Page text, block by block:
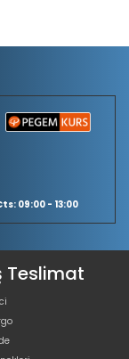
09:00 - 13:00
Teslimat